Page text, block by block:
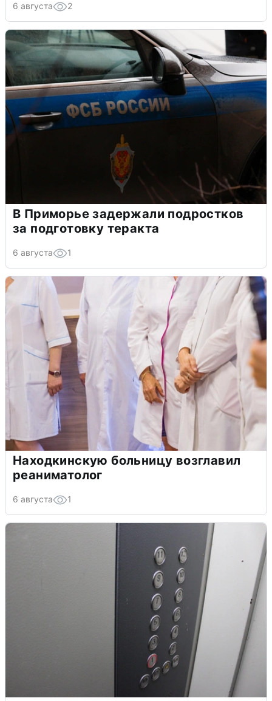
6 августа 2
В Приморье задержали подростков
за подготовку теракта
6 августа 1
Находкинскую больницу возглавил
реаниматолог
6 августа 1